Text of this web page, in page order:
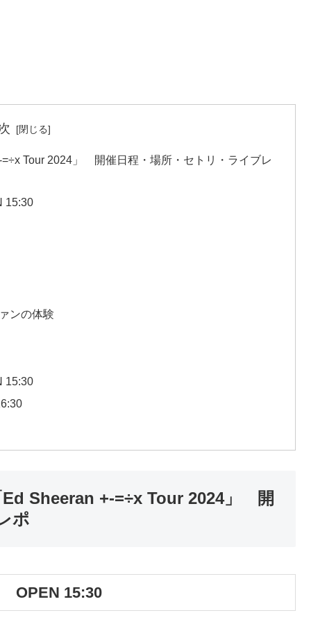
Tour 2024」 開催日程・場所・セトリ・ライブレ
15:30
ンの体験
15:30
Sheeran +-=÷x Tour 2024」 開
ポ
OPEN 15:30